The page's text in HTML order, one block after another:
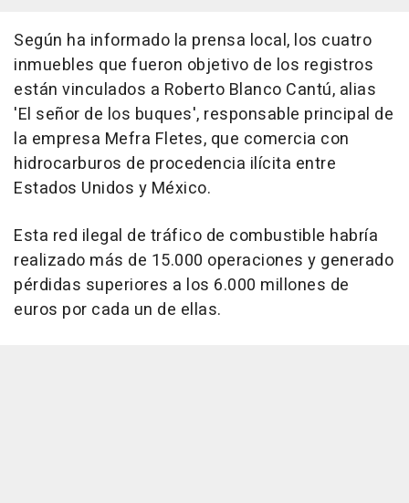
Según ha informado la prensa local, los cuatro
inmuebles que fueron objetivo de los registros
están vinculados a Roberto Blanco Cantú, alias
'El señor de los buques', responsable principal de
la empresa Mefra Fletes, que comercia con
hidrocarburos de procedencia ilícita entre
Estados Unidos y México.
Esta red ilegal de tráfico de combustible habría
realizado más de 15.000 operaciones y generado
pérdidas superiores a los 6.000 millones de
euros por cada un de ellas.